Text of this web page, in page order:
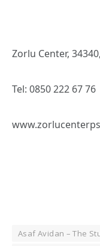
Zorlu Center,
Tel: 0850 222 67 76
Asaf Avidan – The